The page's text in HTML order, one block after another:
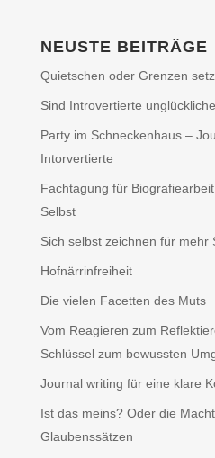
NEUSTE BEITRÄGE
Quietschen oder Grenzen
Sind Introvertierte
Party im Schneckenhaus –
Intorvertierte
Fachtagung für
Selbst
Sich selbst zeichnen für mehr
Hofnärrinfreiheit
Die vielen Facetten des Muts
Vom Reagieren zum
Schlüssel zum bewussten
Journal writing für eine klare
Ist das meins? Oder die
Glaubenssätzen